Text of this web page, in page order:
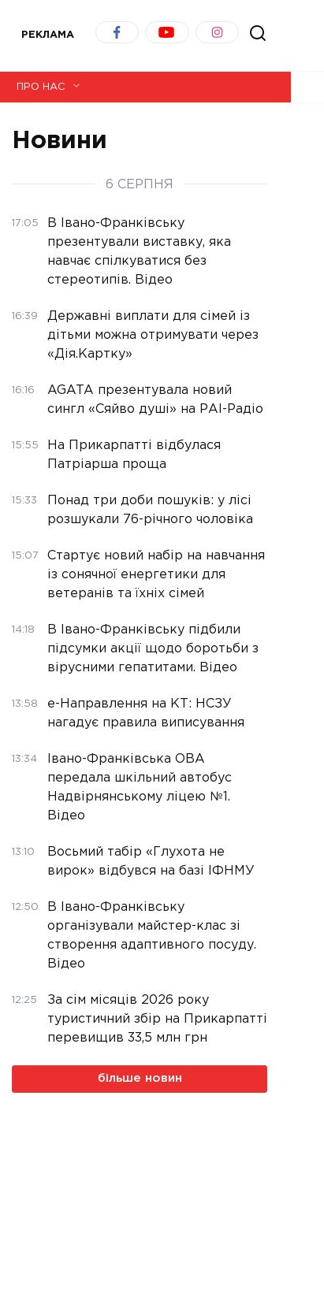
РЕКЛАМА
ПРО НАС
Новини
6 СЕРПНЯ
17:05
В Івано-Франківську
презентували виставку, яка
навчає спілкуватися без
стереотипів. Відео
16:39
Державні виплати для сімей із
дітьми можна отримувати через
«Дія.Картку»
16:16
AGATA презентувала новий
сингл «Сяйво душі» на РАІ-Радіо
15:55
На Прикарпатті відбулася
Патріарша проща
15:33
Понад три доби пошуків: у лісі
розшукали 76-річного чоловіка
15:07
Стартує новий набір на навчання
із сонячної енергетики для
ветеранів та їхніх сімей
14:18
В Івано-Франківську підбили
підсумки акції щодо боротьби з
вірусними гепатитами. Відео
13:58
е-Направлення на КТ: НСЗУ
нагадує правила виписування
13:34
Івано-Франківська ОВА
передала шкільний автобус
Надвірнянському ліцею №1.
Відео
13:10
Восьмий табір «Глухота не
вирок» відбувся на базі ІФНМУ
12:50
В Івано-Франківську
організували майстер-клас зі
створення адаптивного посуду.
Відео
12:25
За сім місяців 2026 року
туристичний збір на Прикарпатті
перевищив 33,5 млн грн
більше новин